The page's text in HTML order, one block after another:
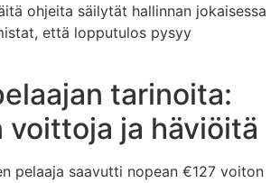
ohjeita säilytät hallinnan jokaisessa
että lopputulos pysyy
tarinoita:
voittoja ja häviöitä
pelaaja saavutti nopean €127 voiton